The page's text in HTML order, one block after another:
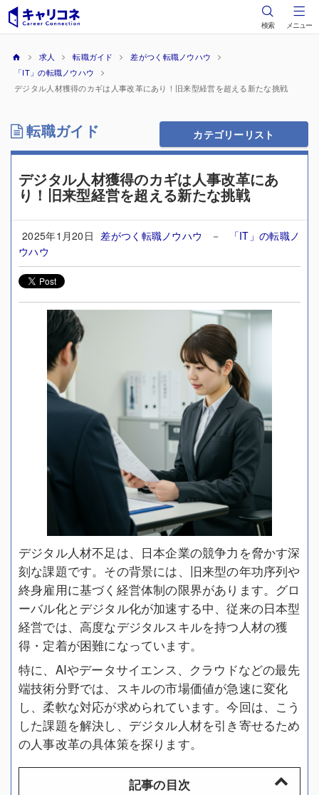
検索 メニュー
求人 転職ガイド
差がつく転職ノウハウ
「IT」の転職ノウハウ
デジタル人材獲得のカギは人事改革にあり！旧来型経営を超える新たな挑戦
転職ガイド カテゴリーリスト
デジタル人材獲得のカギは人事改革にあ
り！旧来型経営を超える新たな挑戦
2025年1月20日 差がつく転職ノウハウ －
「IT」の転職ノ
ウハウ
デジタル人材不足は、日本企業の競争力を脅かす深
刻な課題です。その背景には、旧来型の年功序列や
終身雇用に基づく経営体制の限界があります。グロ
ーバル化とデジタル化が加速する中、従来の日本型
経営では、高度なデジタルスキルを持つ人材の獲
得・定着が困難になっています。
特に、AIやデータサイエンス、クラウドなどの最先
端技術分野では、スキルの市場価値が急速に変化
し、柔軟な対応が求められています。今回は、こう
した課題を解決し、デジタル人材を引き寄せるため
の人事改革の具体策を探ります。
記事の目次